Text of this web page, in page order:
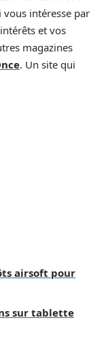
intéresse par
et vos
magazines
. Un site qui
airsoft pour
sur tablette